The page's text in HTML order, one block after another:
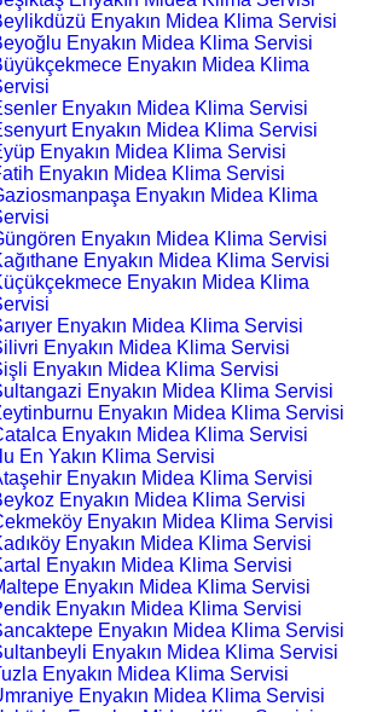
Enyakın Midea Klima Servisi
Enyakın Midea Klima Servisi
Enyakın Midea Klima
Enyakın Midea Klima Servisi
Enyakın Midea Klima Servisi
Enyakın Midea Klima Servisi
Enyakın Midea Klima Servisi
Enyakın Midea Klima
Enyakın Midea Klima Servisi
Enyakın Midea Klima Servisi
Enyakın Midea Klima
Enyakın Midea Klima Servisi
Enyakın Midea Klima Servisi
Enyakın Midea Klima Servisi
Enyakın Midea Klima Servisi
Enyakın Midea Klima Servisi
Enyakın Midea Klima Servisi
En Yakın Klima Servisi
Enyakın Midea Klima Servisi
Enyakın Midea Klima Servisi
Enyakın Midea Klima Servisi
Enyakın Midea Klima Servisi
Enyakın Midea Klima Servisi
Enyakın Midea Klima Servisi
Enyakın Midea Klima Servisi
Enyakın Midea Klima Servisi
Enyakın Midea Klima Servisi
Enyakın Midea Klima Servisi
Enyakın Midea Klima Servisi